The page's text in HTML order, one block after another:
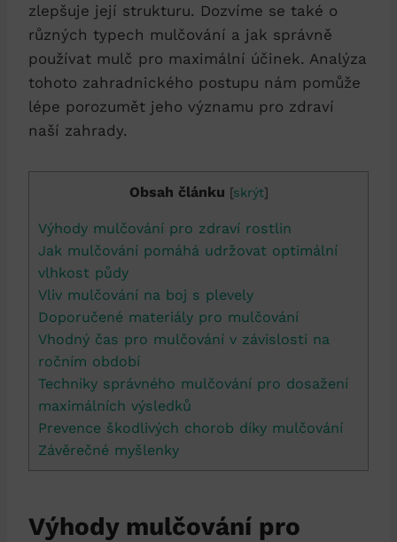
zlepšuje její strukturu. Dozvíme se také o
různých typech mulčování a jak správně
používat mulč pro maximální účinek. Analýza
tohoto zahradnického postupu nám pomůže
lépe porozumět jeho významu pro zdraví
naší zahrady.
Obsah článku [skrýt]
Výhody mulčování pro zdraví rostlin
Jak mulčování pomáhá udržovat optimální
vlhkost půdy
Vliv mulčování na boj s plevely
Doporučené materiály pro mulčování
Vhodný čas pro mulčování v závislosti na
ročním období
Techniky správného mulčování pro dosažení
maximálních výsledků
Prevence škodlivých chorob díky mulčování
Závěrečné myšlenky
Výhody mulčování pro